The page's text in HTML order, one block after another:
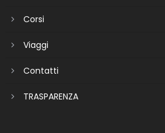
Corsi
Viaggi
Contatti
TRASPARENZA